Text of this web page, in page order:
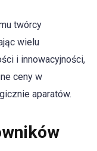
twórcy
wielu
i innowacyjności,
ceny w
aparatów.